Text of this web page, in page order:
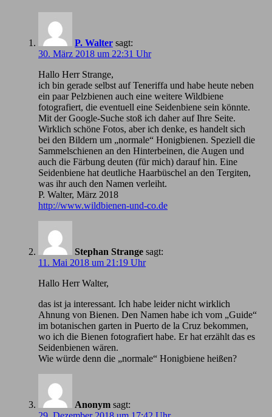
P. Walter sagt:
30. März 2018 um 22:31 Uhr
Hallo Herr Strange,
ich bin gerade selbst auf Teneriffa und habe heute neben
ein paar Pelzbienen auch eine weitere Wildbiene
fotografiert, die eventuell eine Seidenbiene sein könnte.
Mit der Google-Suche stoß ich daher auf Ihre Seite.
Wirklich schöne Fotos, aber ich denke, es handelt sich
bei den Bildern um „normale“ Honigbienen. Speziell die
Sammelschienen an den Hinterbeinen, die Augen und
auch die Färbung deuten (für mich) darauf hin. Eine
Seidenbiene hat deutliche Haarbüschel an den Tergiten,
was ihr auch den Namen verleiht.
P. Walter, März 2018
http://www.wildbienen-und-co.de
Stephan Strange sagt:
11. Mai 2018 um 21:19 Uhr
Hallo Herr Walter,
das ist ja interessant. Ich habe leider nicht wirklich
Ahnung von Bienen. Den Namen habe ich vom „Guide“
im botanischen garten in Puerto de la Cruz bekommen,
wo ich die Bienen fotografiert habe. Er hat erzählt das es
Seidenbienen wären.
Wie würde denn die „normale“ Honigbiene heißen?
Anonym sagt: